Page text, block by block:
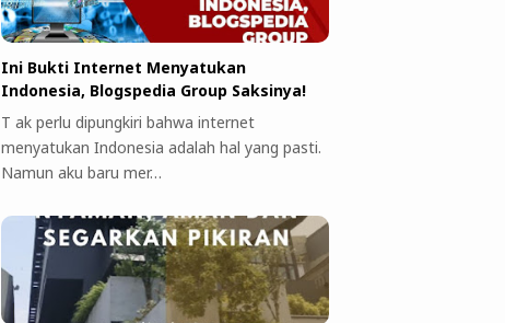
Ini Bukti Internet Menyatukan
Indonesia, Blogspedia Group Saksinya!
T ak perlu dipungkiri bahwa internet
menyatukan Indonesia adalah hal yang pasti.
Namun aku baru mer…